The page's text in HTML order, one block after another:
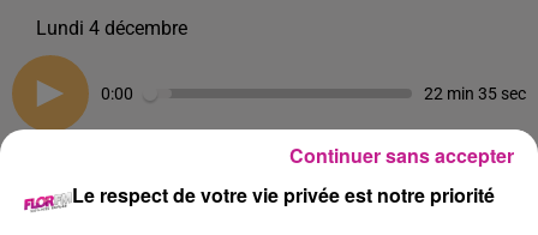
Lundi 4 décembre
0:00 22 min 35 sec
4 décembre 2023 - 22 min 35 sec
Le respect de votre vie privée est notre priorité
Continuer sans accepter